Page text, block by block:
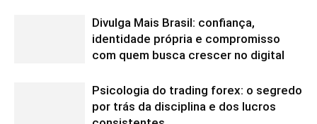
Divulga Mais Brasil: confiança,
identidade própria e compromisso
com quem busca crescer no digital
Psicologia do trading forex: o segredo
por trás da disciplina e dos lucros